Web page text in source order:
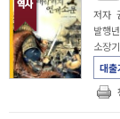
저자
발행년
소장
대출